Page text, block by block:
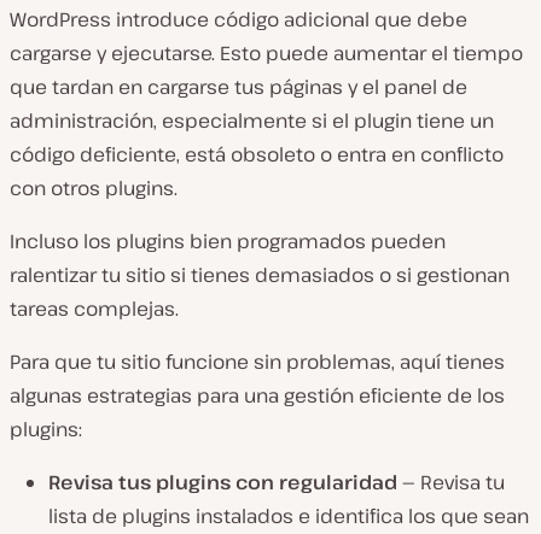
WordPress introduce código adicional que debe
cargarse y ejecutarse. Esto puede aumentar el tiempo
que tardan en cargarse tus páginas y el panel de
administración, especialmente si el plugin tiene un
código deficiente, está obsoleto o entra en conflicto
con otros plugins.
Incluso los plugins bien programados pueden
ralentizar tu sitio si tienes demasiados o si gestionan
tareas complejas.
Para que tu sitio funcione sin problemas, aquí tienes
algunas estrategias para una gestión eficiente de los
plugins:
Revisa tus plugins con regularidad — Revisa tu
lista de plugins instalados e identifica los que sean